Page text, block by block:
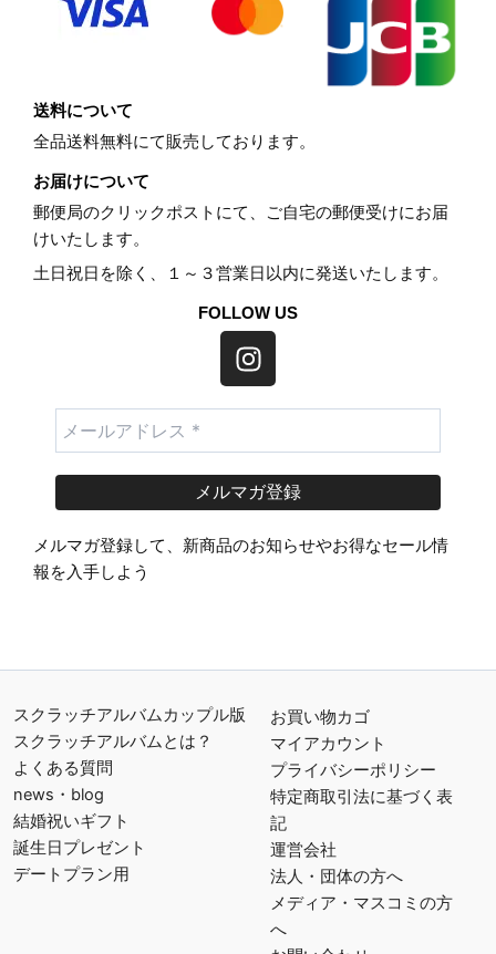
送料について
全品送料無料にて販売しております。
お届けについて
郵便局のクリックポストにて、ご自宅の郵便受けにお届
けいたします。
土日祝日を除く、１～３営業日以内に発送いたします。
FOLLOW US
I
n
a
g
r
a
m
メルマガ登録して、新商品のお知らせやお得なセール情
報を入手しよう
スクラッチアルバムカップル版
スクラッチアルバムとは？
よくある質問
news・blog
結婚祝いギフト
誕生日プレゼント
デートプラン用
お買い物カゴ
マイアカウント
プライバシーポリシー
特定商取引法に基づく表
記
運営会社
法人・団体の方へ
メディア・マスコミの方
へ